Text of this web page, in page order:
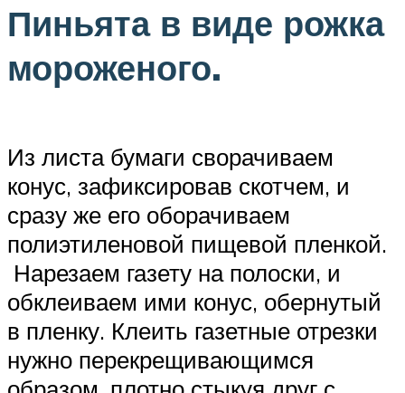
Пиньята в виде рожка
мороженого.
Из листа бумаги сворачиваем
конус, зафиксировав скотчем, и
сразу же его оборачиваем
полиэтиленовой пищевой пленкой.
Нарезаем газету на полоски, и
обклеиваем ими конус, обернутый
в пленку. Клеить газетные отрезки
нужно перекрещивающимся